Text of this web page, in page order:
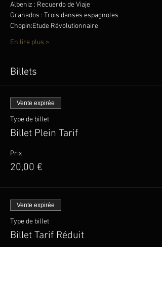
Albeniz : Recuerdo de Viaje
Granados : Trois danses espagnoles
Chopin:Etude Révolutionnaire
En lire plus >
Billets
Vente expirée
Type de billet
Billet Plein Tarif
Prix
20,00 €
Vente expirée
Type de billet
Billet Tarif Réduit